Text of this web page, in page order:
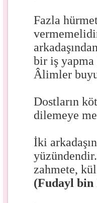
Fazla
bir iş
Âlimler
Dostların
dilemeye
İki
zahmete,
(Fudayl bin